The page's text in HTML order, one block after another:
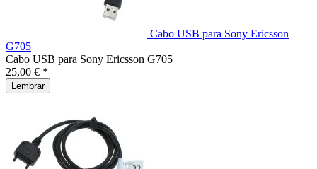
Cabo USB para Sony Ericsson
G705
Cabo USB para Sony Ericsson G705
25,00 € *
Lembrar